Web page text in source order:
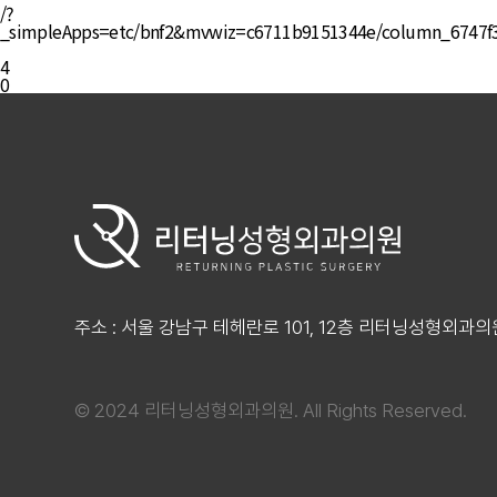
/?
_simpleApps=etc/bnf2&mvwiz=c6711b9151344e/
4
0
주소 : 서울 강남구 테헤란로 101, 12층 리터닝성형외과의
© 2024 리터닝성형외과의원. All Rights Reserved.